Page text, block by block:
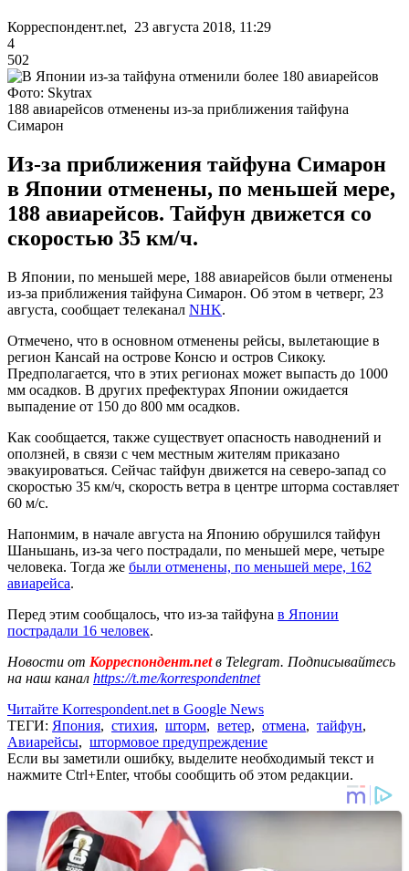
Корреспондент.net, 23 августа 2018, 11:29
4
502
Фото: Skytrax
188 авиарейсов отменены из-за приближения тайфуна
Симарон
Из-за приближения тайфуна Симарон
в Японии отменены, по меньшей мере,
188 авиарейсов. Тайфун движется со
скоростью 35 км/ч.
В Японии, по меньшей мере, 188 авиарейсов были отменены
из-за приближения тайфуна Симарон. Об этом в четверг, 23
августа, сообщает телеканал NHK.
Отмечено, что в основном отменены рейсы, вылетающие в
регион Кансай на острове Консю и остров Сикоку.
Предполагается, что в этих регионах может выпасть до 1000
мм осадков. В других префектурах Японии ожидается
выпадение от 150 до 800 мм осадков.
Как сообщается, также существует опасность наводнений и
оползней, в связи с чем местным жителям приказано
эвакуироваться. Сейчас тайфун движется на северо-запад со
скоростью 35 км/ч, скорость ветра в центре шторма составляет
60 м/с.
Напонмим, в начале августа на Японию обрушился тайфун
Шаньшань, из-за чего пострадали, по меньшей мере, четыре
человека. Тогда же были отменены, по меньшей мере, 162
авиарейса.
Перед этим сообщалось, что из-за тайфуна в Японии
пострадали 16 человек.
Новости от Корреспондент.netв Telegram. Подписывайтесь
на наш канал https://t.me/korrespondentnet
Читайте Korrespondent.net в Google News
ТЕГИ: Япония, стихия, шторм, ветер, отмена, тайфун,
Авиарейсы, штормовое предупреждение
Если вы заметили ошибку, выделите необходимый текст и
нажмите Ctrl+Enter, чтобы сообщить об этом редакции.